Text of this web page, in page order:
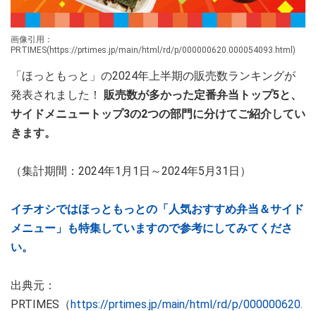
画像引用：
PRTIMES(https://prtimes.jp/main/html/rd/p/000000620.000054093.html)
「ほっともっと」の2024年上半期の販売数ランキングが
発表されました！ 販売数が多かった定番弁当トップ5と、
サイドメニュートップ3の2つの部門に分けてご紹介してい
きます。
（集計期間：2024年1月1日～2024年5月31日）
イチオシではほっともっとの「人気おすすめ弁当＆サイド
メニュー」も特集していますので参考にしてみてくださ
い。
出典元：
PRTIMES（https://prtimes.jp/main/html/rd/p/000000620.